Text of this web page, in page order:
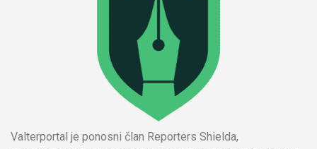
Valterportal je ponosni član Reporters Shielda,